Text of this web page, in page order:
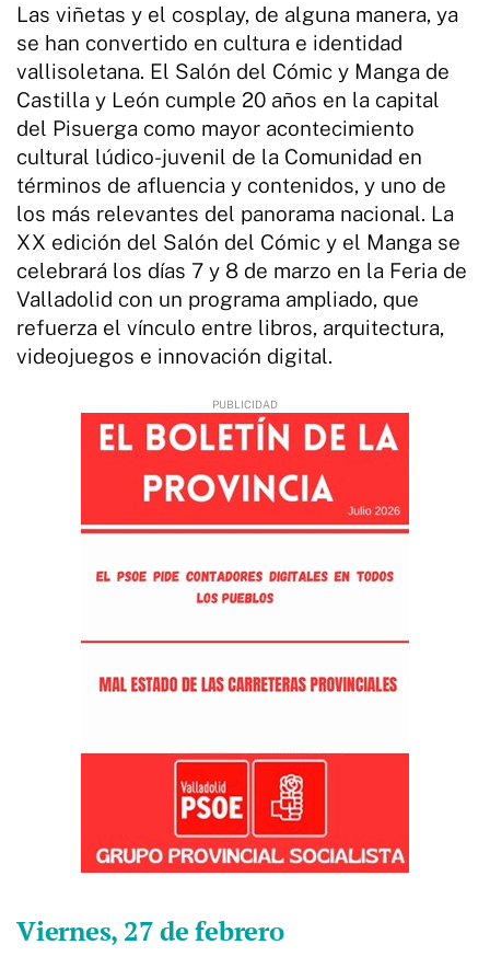
Las viñetas y el cosplay, de alguna manera, ya
se han convertido en cultura e identidad
vallisoletana. El Salón del Cómic y Manga de
Castilla y León cumple 20 años en la capital
del Pisuerga como mayor acontecimiento
cultural lúdico-juvenil de la Comunidad en
términos de afluencia y contenidos, y uno de
los más relevantes del panorama nacional. La
XX edición del Salón del Cómic y el Manga se
celebrará los días 7 y 8 de marzo en la Feria de
Valladolid con un programa ampliado, que
refuerza el vínculo entre libros, arquitectura,
videojuegos e innovación digital.
Viernes, 27 de febrero